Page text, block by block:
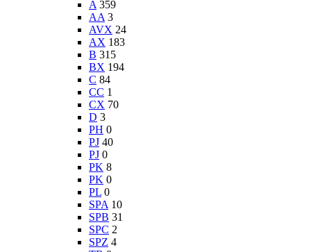
A 359
AA 3
AVX 24
AX 183
B 315
BX 194
C 84
CC 1
CX 70
D 3
PH 0
PJ 40
PJ 0
PK 8
PK 0
PL 0
SPA 10
SPB 31
SPC 2
SPZ 4